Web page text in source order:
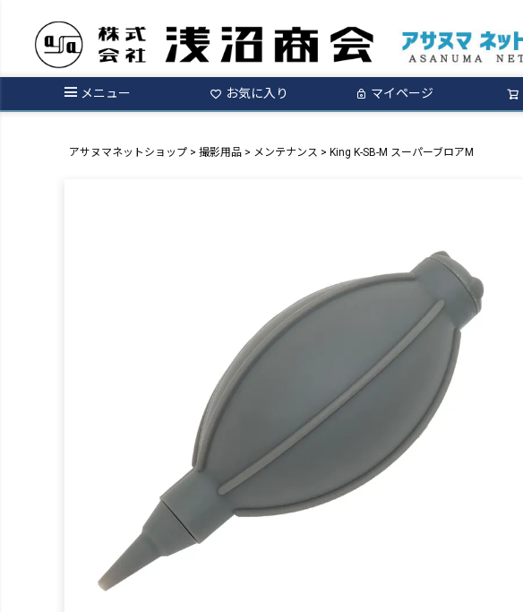
メニュー お気に入り マイページ
アサヌマネットショップ 撮影用品 メンテナンス King K-SB-M スーパーブロアM